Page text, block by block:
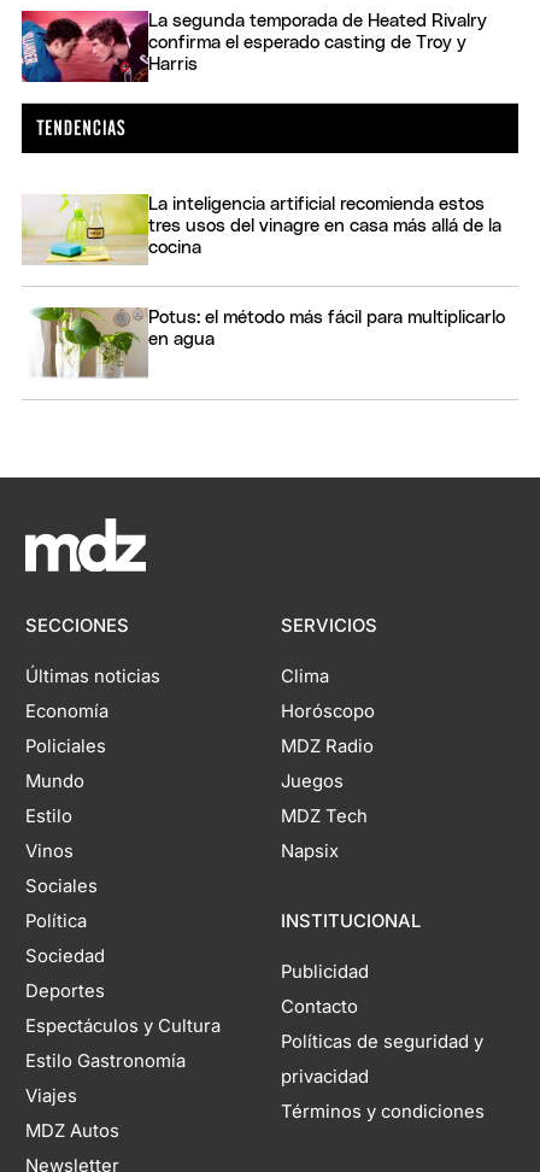
La segunda temporada de Heated Rivalry
confirma el esperado casting de Troy y
Harris
La inteligencia artificial recomienda estos
tres usos del vinagre en casa más allá de la
cocina
Potus: el método más fácil para multiplicarlo
en agua
SECCIONES
Últimas noticias
Economía
Policiales
Mundo
Estilo
Vinos
Sociales
Política
Sociedad
Deportes
Espectáculos y Cultura
Estilo Gastronomía
Viajes
MDZ Autos
Newsletter
SERVICIOS
Clima
Horóscopo
MDZ Radio
Juegos
MDZ Tech
Napsix
INSTITUCIONAL
Publicidad
Contacto
Políticas de seguridad y
privacidad
Términos y condiciones